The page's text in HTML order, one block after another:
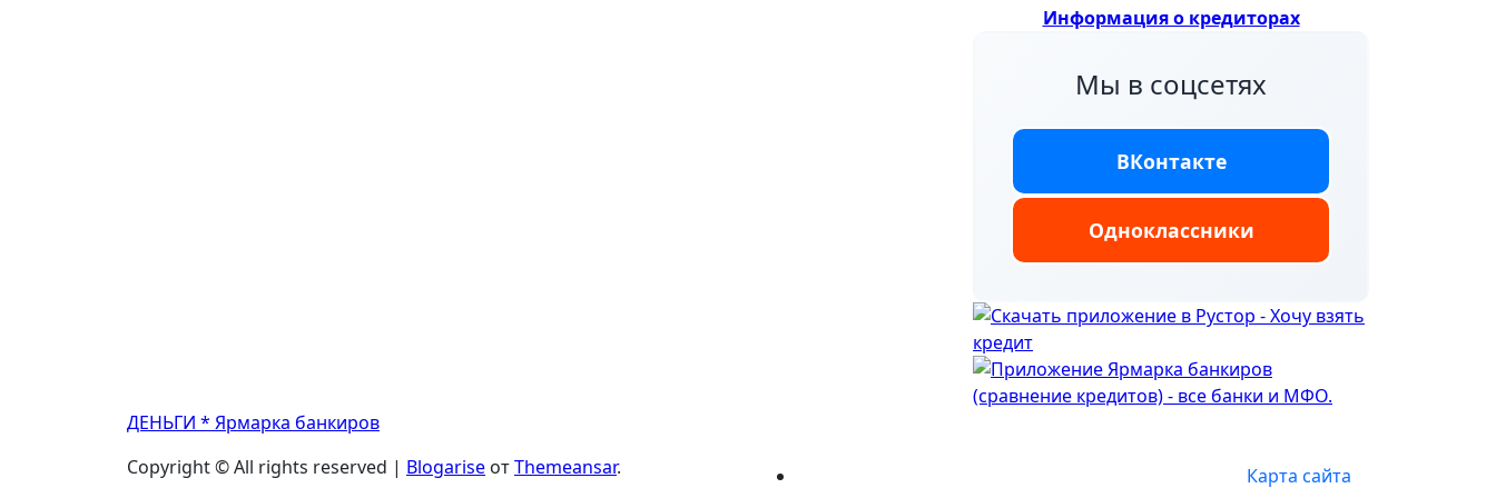
Информация о кредиторах
Мы в соцсетях
ВКонтакте
Одноклассники
ДЕНЬГИ * Ярмарка банкиров
Copyright © All rights reserved | Blogarise отThemeansar. Карта сайта